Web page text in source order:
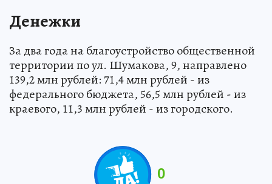
Денежки
За два года на благоустройство общественной
территории по ул. Шумакова, 9, направлено
139,2 млн рублей: 71,4 млн рублей - из
федерального бюджета, 56,5 млн рублей - из
краевого, 11,3 млн рублей - из городского.
0